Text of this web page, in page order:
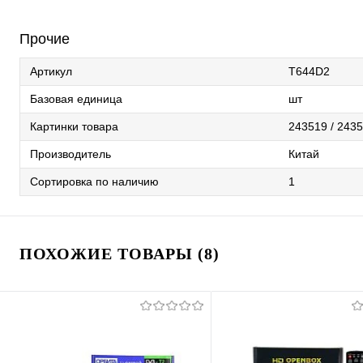
Прочие
Артикул T644D2
Базовая единица шт
Картинки товара 243519 /
Производитель Китай
Сортировка по наличию 1
ПОХОЖИЕ ТОВАРЫ (8)